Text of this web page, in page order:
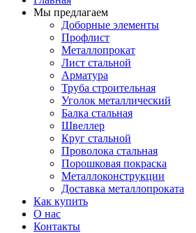
Мы предлагаем
Доборные элементы
Профлист
Металлопрокат
Лист стальной
Арматура
Труба строительная
Уголок металлический
Балка стальная
Швеллер
Круг стальной
Проволока стальная
Порошковая покраска
Металлоконструкции
Доставка металлопроката
Как купить
О нас
Контакты